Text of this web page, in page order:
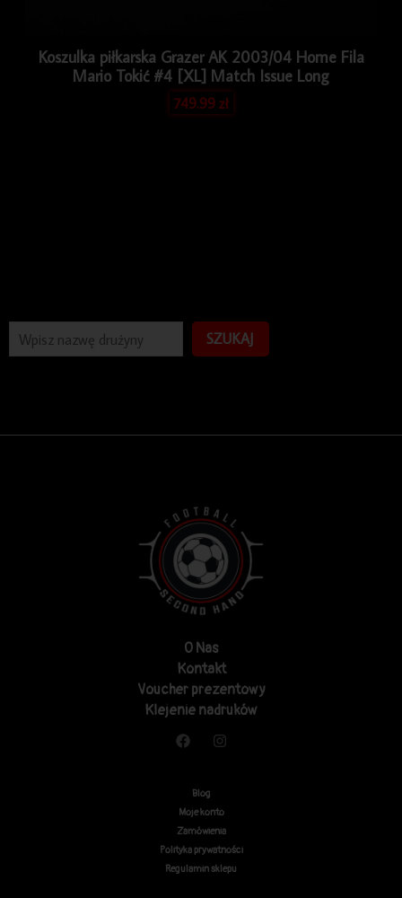
SZUKAJ
Koszulka piłkarska Grazer AK 2003/04 Home Fila
Mario Tokić #4 [XL] Match Issue Long
749.99zł
O Nas
Kontakt
Voucher prezentowy
Klejenie nadruków
Blog
Moje konto
Zamówienia
Polityka prywatności
Regulamin sklepu